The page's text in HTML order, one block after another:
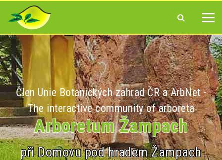
Člen Unie Botanických zahrad ČR a ArbNet -
The interactive community of arboreta
Arboretum Žampach
při Domovu pod hradem Žampach